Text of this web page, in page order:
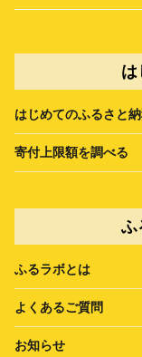
は
はじめてのふるさと
寄付上限額を調べる
ふ
ふるラボとは
よくあるご質問
お知らせ